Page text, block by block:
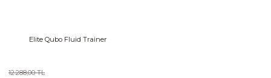
Elite Qubo Fluid Trainer
12.288,00 TL